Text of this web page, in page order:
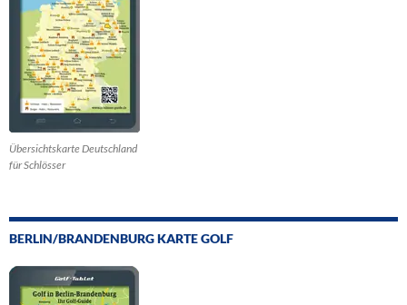
Übersichtskarte Deutschland
für Schlösser
BERLIN/BRANDENBURG KARTE GOLF